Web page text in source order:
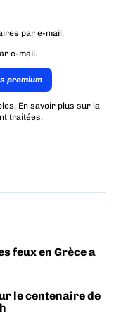
par e-mail.
e-mail.
premium
En savoir plus sur la
traitées.
feux en Grèce a
le centenaire de